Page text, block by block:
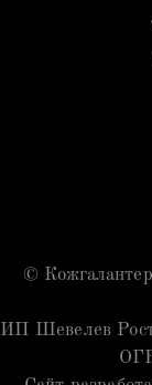
©
ИП Шевелев